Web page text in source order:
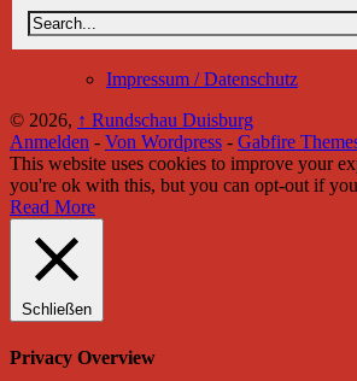
Impressum / Datenschutz
© 2026, ↑ Rundschau Duisburg
Anmelden - Von Wordpress - Gabfire
This website uses cookies to improve your
you're ok with this, but you can opt-out if
Read More
Schließen
Privacy Overview